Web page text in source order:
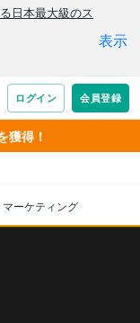
獲得！
マーケティング